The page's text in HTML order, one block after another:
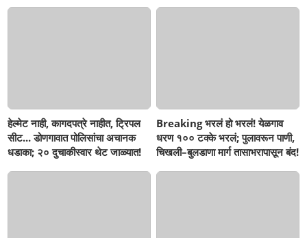
हेल्मेट नाही, कागदपत्रे नाहीत, ट्रिपल
सीट... डोणगावात पोलिसांचा अचानक
धडाका; २० दुचाकीस्वार थेट जाळ्यात!
Breaking भरलं हो भरलं! येळगाव
धरण १०० टक्के भरलं; पुलावरून पाणी,
चिखली–बुलडाणा मार्ग तासाभरापासून बंद!